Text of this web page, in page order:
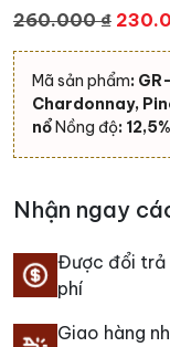
260.000₫ Giá
gốc
là:
Mã sản phẩm:
Chardonnay,
nổNồng độ:
Nhận ngay
Được đổi trả
phí
Giao hàng